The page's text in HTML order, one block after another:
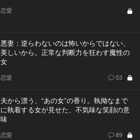
恋愛
悪妻：逆らわないのは怖いからではない、
美しいから。正常な判断力を狂わす魔性の
女
恋愛 53
夫から漂う、“あの女”の香り。執拗なまで
に執着する女が見せた、不気味な笑顔の意
味
恋愛 89